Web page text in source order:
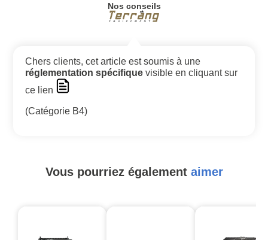
Nos conseils
Chers clients, cet article est soumis à une
réglementation spécifique visible en cliquant sur
ce lien
(Catégorie B4)
Vous pourriez également aimer